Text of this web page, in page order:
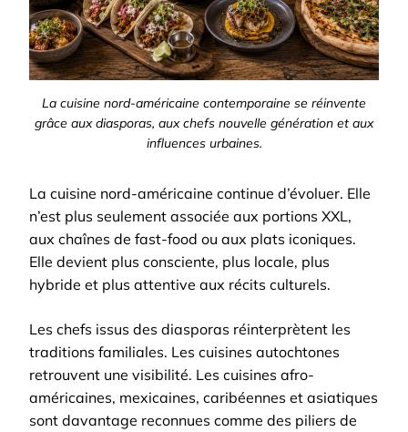
La cuisine nord-américaine contemporaine se réinvente
grâce aux diasporas, aux chefs nouvelle génération et aux
influences urbaines.
La cuisine nord-américaine continue d’évoluer. Elle
n’est plus seulement associée aux portions XXL,
aux chaînes de fast-food ou aux plats iconiques.
Elle devient plus consciente, plus locale, plus
hybride et plus attentive aux récits culturels.
Les chefs issus des diasporas réinterprètent les
traditions familiales. Les cuisines autochtones
retrouvent une visibilité. Les cuisines afro-
américaines, mexicaines, caribéennes et asiatiques
sont davantage reconnues comme des piliers de